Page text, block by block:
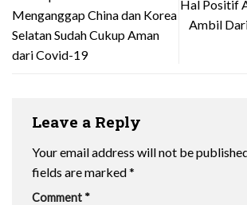
Menganggap China dan Korea
Selatan Sudah Cukup Aman
dari Covid-19
Hal Positif
Ambil
Leave a Reply
Your email address will not be
fields are marked*
Comment *